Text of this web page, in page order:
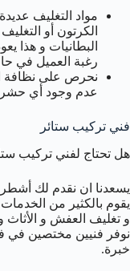
مواد التغليف
الكرتون أو
البطانيات و هذا
رغبة العميل في
نحرص على نظافة
عدم وجود أي
فني تركيب ستائر
هل تحتاج لفني تركيب
يسعدنا ان نقدم لك أشطر
يقوم بالكثير من
و تغليف العفش و الأثاث
نوفر فنيين مختصين في
خبرة.